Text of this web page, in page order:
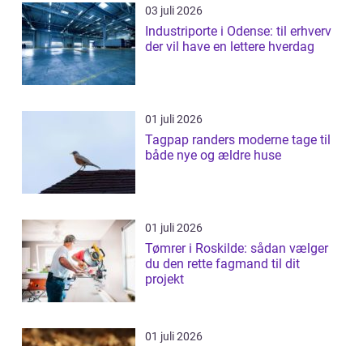
03 juli 2026
Industriporte i Odense: til erhverv
der vil have en lettere hverdag
01 juli 2026
Tagpap randers moderne tage til
både nye og ældre huse
01 juli 2026
Tømrer i Roskilde: sådan vælger
du den rette fagmand til dit
projekt
01 juli 2026